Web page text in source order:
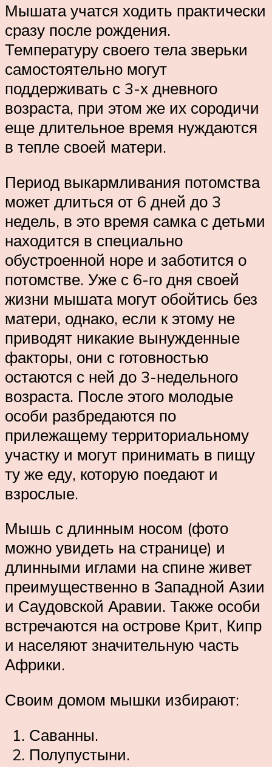
Мышата учатся ходить практически
сразу после рождения.
Температуру своего тела зверьки
самостоятельно могут
поддерживать с 3-х дневного
возраста, при этом же их сородичи
еще длительное время нуждаются
в тепле своей матери.
Период выкармливания потомства
может длиться от 6 дней до 3
недель, в это время самка с детьми
находится в специально
обустроенной норе и заботится о
потомстве. Уже с 6-го дня своей
жизни мышата могут обойтись без
матери, однако, если к этому не
приводят никакие вынужденные
факторы, они с готовностью
остаются с ней до 3-недельного
возраста. После этого молодые
особи разбредаются по
прилежащему территориальному
участку и могут принимать в пищу
ту же еду, которую поедают и
взрослые.
Мышь с длинным носом (фото
можно увидеть на странице) и
длинными иглами на спине живет
преимущественно в Западной Азии
и Саудовской Аравии. Также особи
встречаются на острове Крит, Кипр
и населяют значительную часть
Африки.
Своим домом мышки избирают:
Саванны.
Полупустыни.